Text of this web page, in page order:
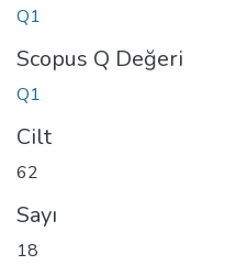
Q1
Scopus Q Değeri
Q1
Cilt
62
Sayı
18